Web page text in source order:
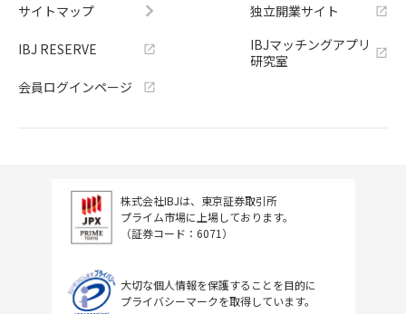
サイトマップ
IBJ RESERVE
会員ログインページ
独立開業サイト
IBJマッチングアプリ
研究室
株式会社IBJは、東京証券取引所
プライム市場に上場しております。
（証券コード：6071）
大切な個人情報を保護することを目的に
プライバシーマークを取得しています。